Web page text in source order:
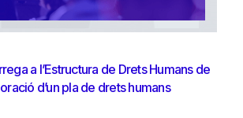
a l’Estructura de Drets Humans de
d’un pla de drets humans